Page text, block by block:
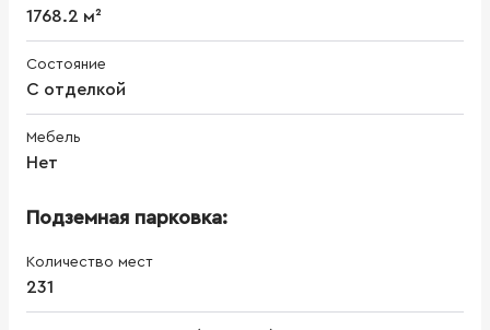
1768.2 м²
Состояние
С отделкой
Мебель
Нет
Подземная парковка:
Количество мест
231